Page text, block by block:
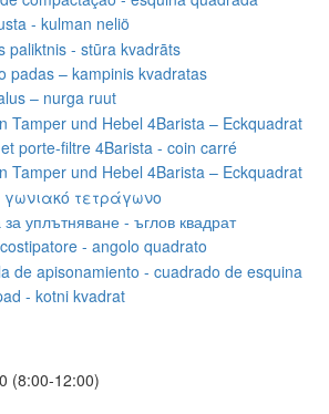
(8:00-12:00)